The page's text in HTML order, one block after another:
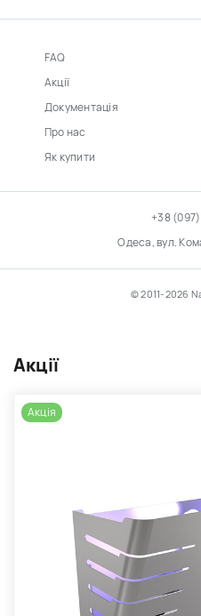
Акції
Акція
FAQ
Акції
Документація
Про нас
Як купити
+38 (097)
Одеса, вул.
© 2011-2026